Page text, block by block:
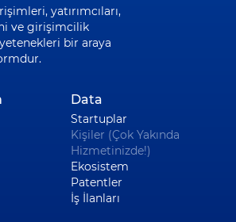
yatırımcıları,
ve girişimcilik
bir araya
Data
Startuplar
Kişiler (Çok Yakında
Hizmetinizde!)
Ekosistem
Patentler
İş İlanları